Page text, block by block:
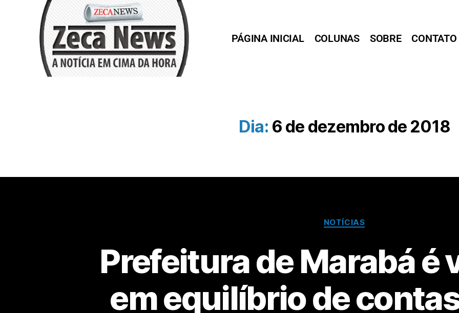
PÁGINA INICIAL COLUNAS SOBRE CONTATO
Dia: 6 de dezembro de 2018
NOTÍCIAS
Prefeitura de Marabá é
em equilíbrio de